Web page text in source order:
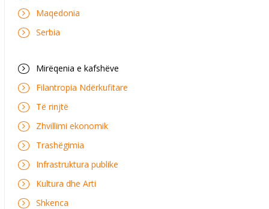
Maqedonia
Serbia
Mirëqenia e kafshëve
Filantropia Ndërkufitare
Të rinjtë
Zhvillimi ekonomik
Trashëgimia
Infrastruktura publike
Kultura dhe Arti
Shkenca